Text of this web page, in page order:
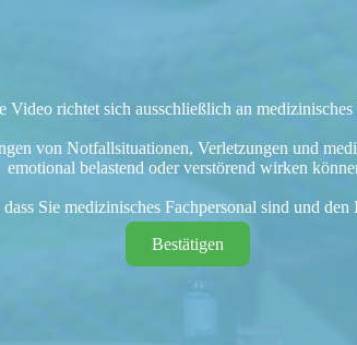
Video richtet sich ausschließlich an
von Notfallsituationen, Verletzungen und
emotional belastend oder verstörend wirken
Sie medizinisches Fachpersonal sind und
Bestätigen